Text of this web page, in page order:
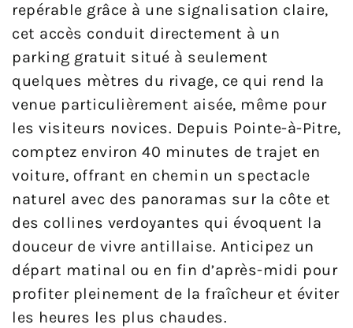
repérable grâce à une signalisation claire,
cet accès conduit directement à un
parking gratuit situé à seulement
quelques mètres du rivage, ce qui rend la
venue particulièrement aisée, même pour
les visiteurs novices. Depuis Pointe-à-Pitre,
comptez environ 40 minutes de trajet en
voiture, offrant en chemin un spectacle
naturel avec des panoramas sur la côte et
des collines verdoyantes qui évoquent la
douceur de vivre antillaise. Anticipez un
départ matinal ou en fin d’après-midi pour
profiter pleinement de la fraîcheur et éviter
les heures les plus chaudes.